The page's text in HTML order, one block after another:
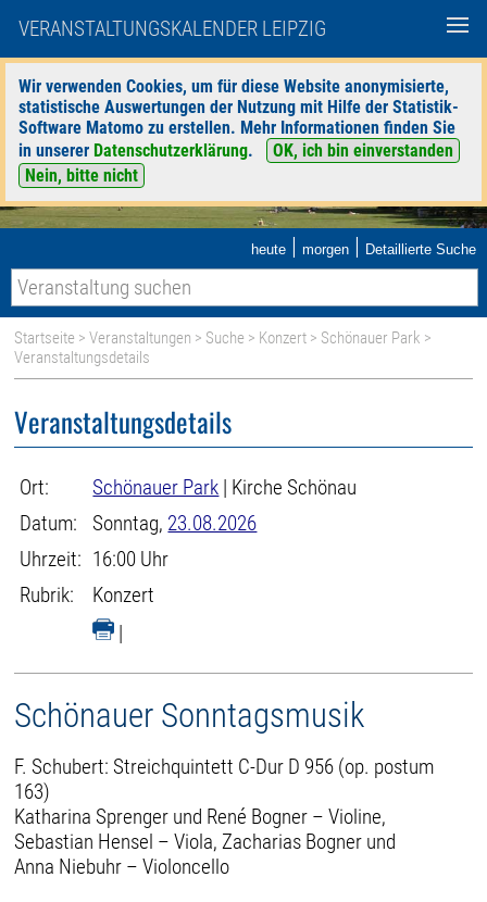
VERANSTALTUNGSKALENDER LEIPZIG
Wir verwenden Cookies, um für diese Website anonymisierte,
statistische Auswertungen der Nutzung mit Hilfe der Statistik-
Software Matomo zu erstellen. Mehr Informationen finden Sie
in unserer Datenschutzerklärung.
OK, ich bin einverstanden
Nein, bitte nicht
heute | morgen | Detaillierte Suche
Startseite >Veranstaltungen > Suche > Konzert > Schönauer Park >
Veranstaltungsdetails
Veranstaltungsdetails
Ort: Schönauer Park | Kirche Schönau
Datum:
Sonntag, 23.08.2026
Uhrzeit: 16:00 Uhr
Rubrik:
Konzert
|
Schönauer Sonntagsmusik
F. Schubert: Streichquintett C-Dur D 956 (op. postum
163)
Katharina Sprenger und René Bogner – Violine,
Sebastian Hensel – Viola, Zacharias Bogner und
Anna Niebuhr – Violoncello